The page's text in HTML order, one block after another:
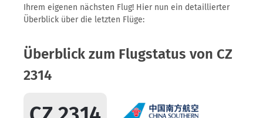
Ihrem eigenen nächsten Flug! Hier nun ein detaillierter
Überblick über die letzten Flüge:
Überblick zum Flugstatus von CZ
2314